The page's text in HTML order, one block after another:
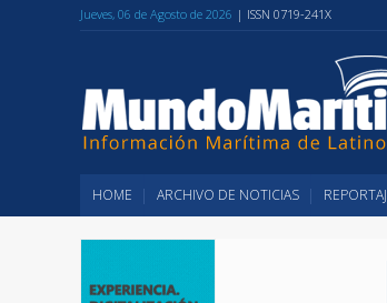
Jueves, 06 de Agosto de 2026 | ISSN 0719-241X
HOME ARCHIVO DE NOTICIAS